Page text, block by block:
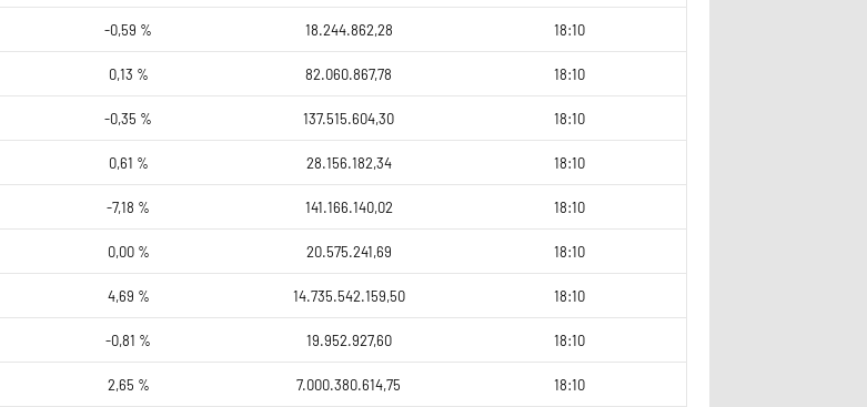
-0,59 % 18.244.862,28 18:10
0,13 % 82.060.867,78 18:10
-0,35 % 137.515.604,30 18:10
0,61 % 28.156.182,34 18:10
-7,18 % 141.166.140,02 18:10
0,00 % 20.575.241,69 18:10
4,69 % 14.735.542.159,50 18:10
-0,81 % 19.952.927,60 18:10
2,65 % 7.000.380.614,75 18:10